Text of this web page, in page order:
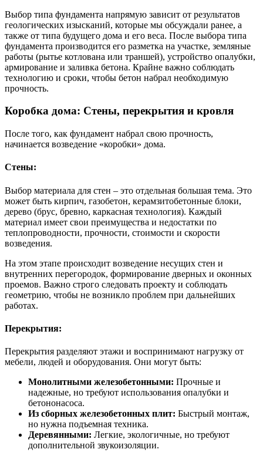
Выбор типа фундамента напрямую зависит от результатов
геологических изысканий, которые мы обсуждали ранее, а
также от типа будущего дома и его веса. После выбора типа
фундамента производится его разметка на участке, земляные
работы (рытье котлована или траншей), устройство опалубки,
армирование и заливка бетона. Крайне важно соблюдать
технологию и сроки, чтобы бетон набрал необходимую
прочность.
Коробка дома: Стены, перекрытия и кровля
После того, как фундамент набрал свою прочность,
начинается возведение «коробки» дома.
Стены:
Выбор материала для стен – это отдельная большая тема. Это
может быть кирпич, газобетон, керамзитобетонные блоки,
дерево (брус, бревно, каркасная технология). Каждый
материал имеет свои преимущества и недостатки по
теплопроводности, прочности, стоимости и скорости
возведения.
На этом этапе происходит возведение несущих стен и
внутренних перегородок, формирование дверных и оконных
проемов. Важно строго следовать проекту и соблюдать
геометрию, чтобы не возникло проблем при дальнейших
работах.
Перекрытия:
Перекрытия разделяют этажи и воспринимают нагрузку от
мебели, людей и оборудования. Они могут быть:
Монолитными железобетонными: Прочные и
надежные, но требуют использования опалубки и
бетононасоса.
Из сборных железобетонных плит: Быстрый монтаж,
но нужна подъемная техника.
Деревянными: Легкие, экологичные, но требуют
дополнительной звукоизоляции.